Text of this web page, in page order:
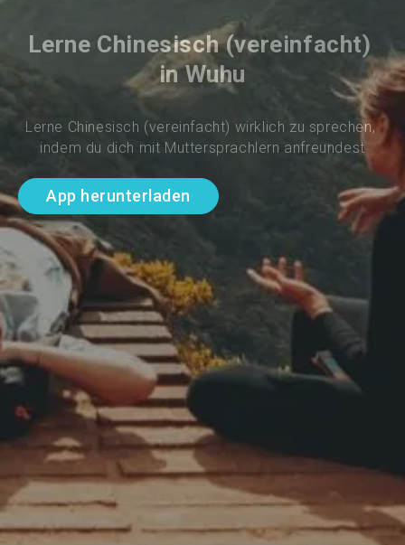
Lerne Chinesisch (vereinfacht)
in Wuhu
Lerne Chinesisch (vereinfacht) wirklich zu sprechen,
indem du dich mit Muttersprachlern anfreundest
App herunterladen